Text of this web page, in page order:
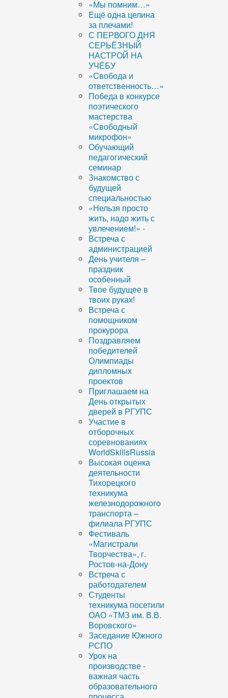
«Мы помним…»
Ещё одна целина
за плечами!
С ПЕРВОГО ДНЯ
СЕРЬЁЗНЫЙ
НАСТРОЙ НА
УЧЁБУ
«Свобода и
ответственность…»
Победа в конкурсе
поэтического
мастерства
«Свободный
микрофон»
Обучающий
педагогический
семинар
Знакомство с
будущей
специальностью
«Нельзя просто
жить, надо жить с
увлечением!» -
Встреча с
администрацией
День учителя –
праздник
особенный
Твое будущее в
твоих руках!
Встреча с
помощником
прокурора
Поздравляем
победителей
Олимпиады
дипломных
проектов
Приглашаем на
День открытых
дверей в РГУПС
Участие в
отборочных
соревнованиях
WorldSkillsRussia
Высокая оценка
деятельности
Тихорецкого
техникума
железнодорожного
транспорта –
филиала РГУПС
Фестиваль
«Магистрали
Творчества», г.
Ростов-на-Дону
Встреча с
работодателем
Студенты
техникума посетили
ОАО «ТМЗ им. В.В.
Воровского»
Заседание Южного
РСПО
Урок на
производстве -
важная часть
образовательного